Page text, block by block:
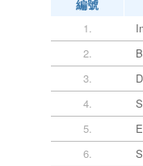
編號
1.
2.
3.
4.
5.
6.